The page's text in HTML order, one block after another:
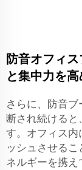
防音オフィ
と集中力を
さらに、防音
断され続ける
す。オフィス内
ッシュさせる
ネルギーを携